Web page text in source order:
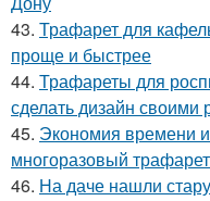
43. Трафарет для
проще и быстрее
44. Трафареты для
сделать дизайн своими
45. Экономия времени и
многоразовый
46. На даче нашли